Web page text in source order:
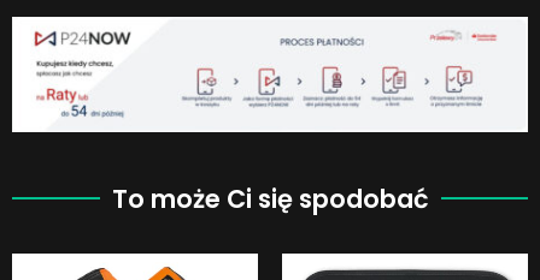
To może Ci się spodobać